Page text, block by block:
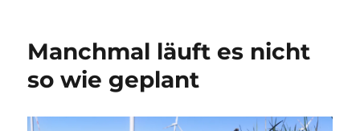
Manchmal läuft es nicht
so wie geplant